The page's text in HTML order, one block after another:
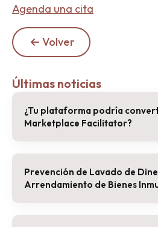
Agenda una cita
Volver
Últimas noticias
¿Tu plataforma podría
Marketplace Facilitator?
Prevención de Lavado de
Arrendamiento de Bienes